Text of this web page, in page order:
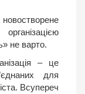
не варто.
– це
для
Всупереч